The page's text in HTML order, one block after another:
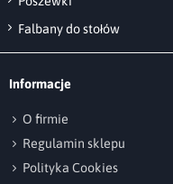
Falbany do stołów
Informacje
O firmie
Regulamin sklepu
Polityka Cookies